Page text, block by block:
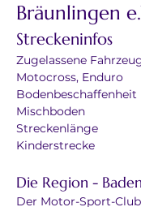
Bräunlingen
Streckeninfos
Zugelassene
Motocross, Enduro
Bodenbeschaffenheit	Lehmiger
Mischboden
Die Region -
Der Motor-Sport-